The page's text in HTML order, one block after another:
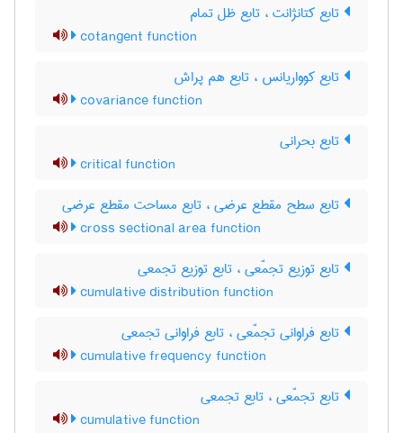
تابع کتانژانت ، تابع ظل تمام
cotangent function
تابع کوواریانس ، تابع هم پراش
covariance function
تابع بحرانی
critical function
تابع سطح مقطع عرضی ، تابع مساحت مقطع عرضی
cross sectional area function
تابع توزیع تجمّعی ، تابع توزیع تجمعی
cumulative distribution function
تابع فراوانی تجمّعی ، تابع فراوانی تجمعی
cumulative frequency function
تابع تجمّعی ، تابع تجمعی
cumulative function